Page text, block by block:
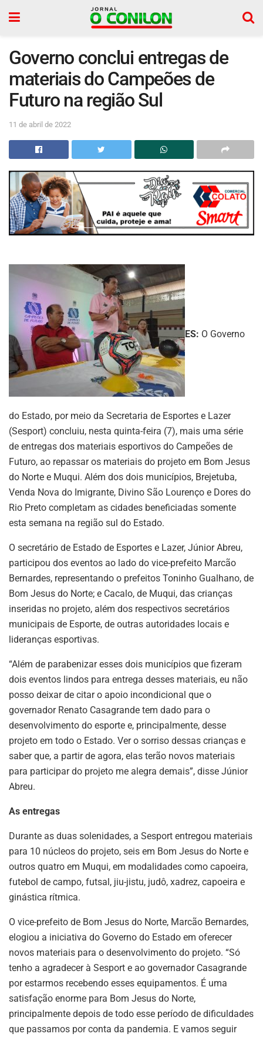
Governo conclui entregas de
materiais do Campeões de
Futuro na região Sul
11 de abril de 2022
ES: O Governo
do Estado, por meio da Secretaria de Esportes e Lazer
(Sesport) concluiu, nesta quinta-feira (7), mais uma série
de entregas dos materiais esportivos do Campeões de
Futuro, ao repassar os materiais do projeto em Bom Jesus
do Norte e Muqui. Além dos dois municípios, Brejetuba,
Venda Nova do Imigrante, Divino São Lourenço e Dores do
Rio Preto completam as cidades beneficiadas somente
esta semana na região sul do Estado.
O secretário de Estado de Esportes e Lazer, Júnior Abreu,
participou dos eventos ao lado do vice-prefeito Marcão
Bernardes, representando o prefeitos Toninho Gualhano, de
Bom Jesus do Norte; e Cacalo, de Muqui, das crianças
inseridas no projeto, além dos respectivos secretários
municipais de Esporte, de outras autoridades locais e
lideranças esportivas.
“Além de parabenizar esses dois municípios que fizeram
dois eventos lindos para entrega desses materiais, eu não
posso deixar de citar o apoio incondicional que o
governador Renato Casagrande tem dado para o
desenvolvimento do esporte e, principalmente, desse
projeto em todo o Estado. Ver o sorriso dessas crianças e
saber que, a partir de agora, elas terão novos materiais
para participar do projeto me alegra demais”, disse Júnior
Abreu.
As entregas
Durante as duas solenidades, a Sesport entregou materiais
para 10 núcleos do projeto, seis em Bom Jesus do Norte e
outros quatro em Muqui, em modalidades como capoeira,
futebol de campo, futsal, jiu-jistu, judô, xadrez, capoeira e
ginástica rítmica.
O vice-prefeito de Bom Jesus do Norte, Marcão Bernardes,
elogiou a iniciativa do Governo do Estado em oferecer
novos materiais para o desenvolvimento do projeto. “Só
tenho a agradecer à Sesport e ao governador Casagrande
por estarmos recebendo esses equipamentos. É uma
satisfação enorme para Bom Jesus do Norte,
principalmente depois de todo esse período de dificuldades
que passamos por conta da pandemia. E vamos seguir